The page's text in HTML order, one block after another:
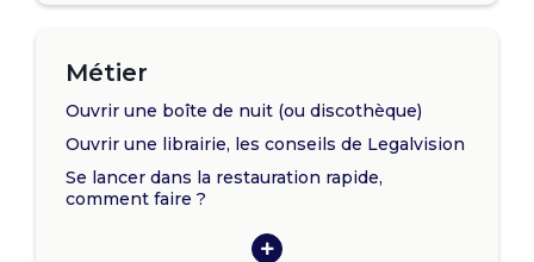
Métier
Ouvrir une boîte de nuit (ou discothèque)
Ouvrir une librairie, les conseils de Legalvision
Se lancer dans la restauration rapide,
comment faire ?